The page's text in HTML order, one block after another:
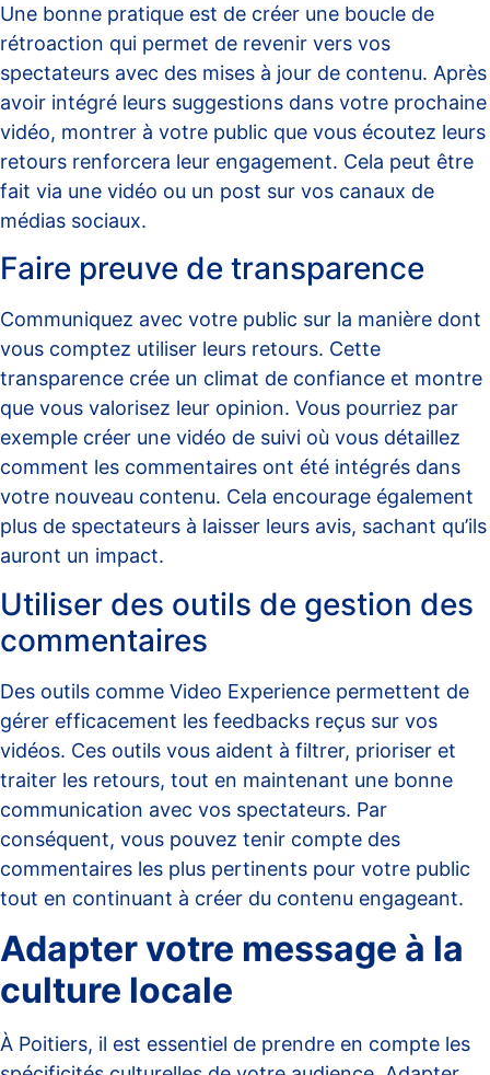
Une bonne pratique est de créer une boucle de
rétroaction qui permet de revenir vers vos
spectateurs avec des mises à jour de contenu. Après
avoir intégré leurs suggestions dans votre prochaine
vidéo, montrer à votre public que vous écoutez leurs
retours renforcera leur engagement. Cela peut être
fait via une vidéo ou un post sur vos canaux de
médias sociaux.
Faire preuve de transparence
Communiquez avec votre public sur la manière dont
vous comptez utiliser leurs retours. Cette
transparence crée un climat de confiance et montre
que vous valorisez leur opinion. Vous pourriez par
exemple créer une vidéo de suivi où vous détaillez
comment les commentaires ont été intégrés dans
votre nouveau contenu. Cela encourage également
plus de spectateurs à laisser leurs avis, sachant qu’ils
auront un impact.
Utiliser des outils de gestion des
commentaires
Des outils comme Video Experience permettent de
gérer efficacement les feedbacks reçus sur vos
vidéos. Ces outils vous aident à filtrer, prioriser et
traiter les retours, tout en maintenant une bonne
communication avec vos spectateurs. Par
conséquent, vous pouvez tenir compte des
commentaires les plus pertinents pour votre public
tout en continuant à créer du contenu engageant.
Adapter votre message à la
culture locale
À Poitiers, il est essentiel de prendre en compte les